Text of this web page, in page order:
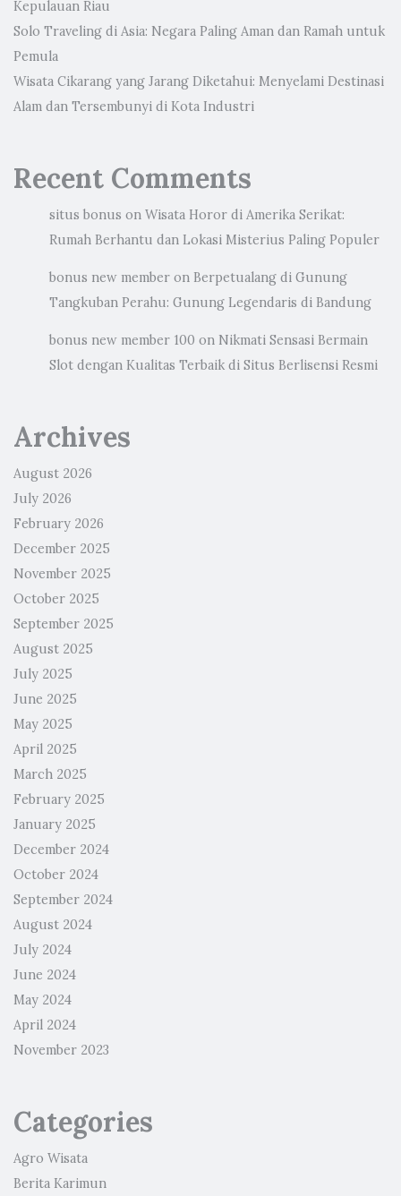
Kepulauan Riau
Solo Traveling di Asia: Negara Paling Aman dan Ramah untuk
Pemula
Wisata Cikarang yang Jarang Diketahui: Menyelami Destinasi
Alam dan Tersembunyi di Kota Industri
Recent Comments
situs bonus on Wisata Horor di Amerika Serikat:
Rumah Berhantu dan Lokasi Misterius Paling Populer
bonus new member on Berpetualang di Gunung
Tangkuban Perahu: Gunung Legendaris di Bandung
bonus new member 100 on Nikmati Sensasi Bermain
Slot dengan Kualitas Terbaik di Situs Berlisensi Resmi
Archives
August 2026
July 2026
February 2026
December 2025
November 2025
October 2025
September 2025
August 2025
July 2025
June 2025
May 2025
April 2025
March 2025
February 2025
January 2025
December 2024
October 2024
September 2024
August 2024
July 2024
June 2024
May 2024
April 2024
November 2023
Categories
Agro Wisata
Berita Karimun